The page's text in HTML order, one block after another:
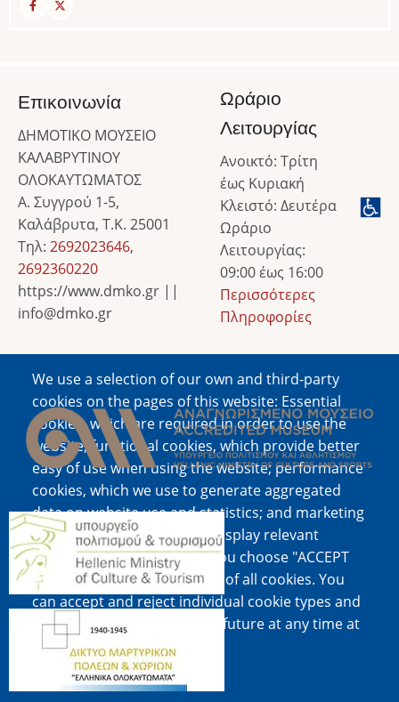
We use a selection of our own and third-party
cookies on the pages of this website: Essential
cookies, which are required in order to use the
website; functional cookies, which provide better
easy of use when using the website; performance
cookies, which we use to generate aggregated
data on website use and statistics; and marketing
cookies, which are used to display relevant
content and advertising. If you choose "ACCEPT
ALL", you consent to the use of all cookies. You
can accept and reject individual cookie types and
revoke your consent for the future at any time at
"Settings".
Cookie documentation
Επικοινωνία
ΔΗΜΟΤΙΚΟ ΜΟΥΣΕΙΟ
ΚΑΛΑΒΡΥΤΙΝΟΥ
ΟΛΟΚΑΥΤΩΜΑΤΟΣ
Α. Συγγρού 1-5,
Καλάβρυτα, Τ.Κ. 25001
Τηλ: 2692023646,
2692360220
https://www.dmko.gr ||
info@dmko.gr
Ωράριο
Λειτουργίας
Ανοικτό: Τρίτη
έως Κυριακή
Κλειστό: Δευτέρα
Ωράριο
Λειτουργίας:
09:00 έως 16:00
Περισσότερες
Πληροφορίες
Image
Image
Image